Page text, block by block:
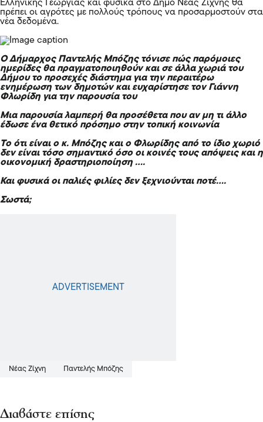
Ελληνικής Γεωργίας και φυσικά στο Δήμο Νέας Ζίχνης θα
πρέπει οι αγρότες με πολλούς τρόπους να προσαρμοστούν στα
νέα δεδομένα.
Ο Δήμαρχος Παντελής Μπόζης τόνισε πώς παρόμοιες
ημερίδες θα πραγματοποιηθούν και σε άλλα χωριά του
Δήμου το προσεχές διάστημα για την περαιτέρω
ενημέρωση των δημοτών και ευχαρίστησε τον Γιάννη
Φλωρίδη για την παρουσία του
Μια παρουσία λαμπερή θα προσέθετα που αν μη τι άλλο
έδωσε ένα θετικό πρόσημο στην τοπική κοινωνία
Το ότι είναι ο κ. Μπόζης και ο Φλωρίδης από το ίδιο χωριό
δεν είναι τόσο σημαντικό όσο οι κοινές τους απόψεις και η
οικονομική δραστηριοποίηση ….
Και φυσικά οι παλιές φιλίες δεν ξεχνιούνται ποτέ….
Σωστά;
Νέας Ζίχνη Παντελής Μπόζης
Διαβάστε επίσης